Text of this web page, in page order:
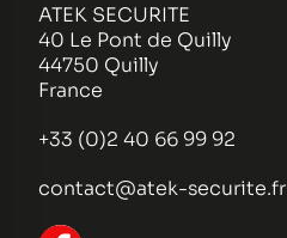
ATEK SECURITE
40 Le Pont de Quilly
44750 Quilly
France
+33 (0)2 40 66 99 92
contact@atek-securite.fr